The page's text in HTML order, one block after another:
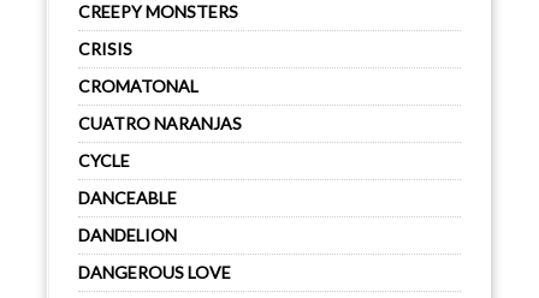
CREEPY MONSTERS
CRISIS
CROMATONAL
CUATRO NARANJAS
CYCLE
DANCEABLE
DANDELION
DANGEROUS LOVE